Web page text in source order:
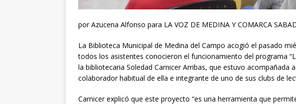
por Azucena Alfonso para LA VOZ DE MEDINA Y COMARCA
La Biblioteca Municipal de Medina del Campo acogió el pasado
todos los asistentes conocieron el funcionamiento del programa
la bibliotecaria Soledad Carnicer Arribas, que estuvo acompañada
colaborador habitual de ella e integrante de uno de sus clubs de
Carnicer explicó que este proyecto “es una herramienta que